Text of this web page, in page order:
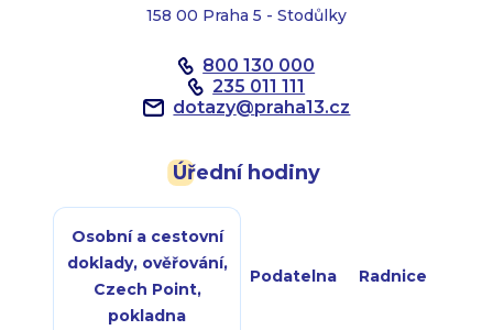
158 00 Praha 5 - Stodůlky
800 130 000
235 011 111
dotazy@praha13.cz
Úřední hodiny
Osobní a cestovní
doklady, ověřování,
Czech Point,
pokladna
Podatelna Radnice